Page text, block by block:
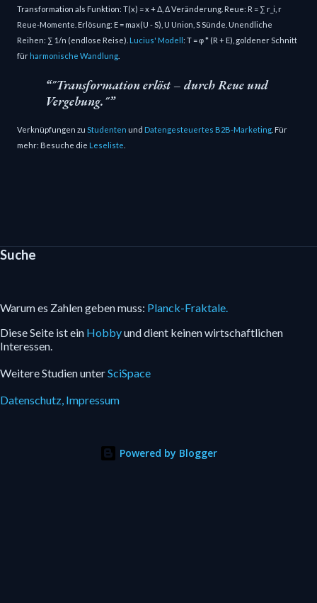
Transformation als Funktion: T(x) = x + Δ, Δ Veränderung. Reue: R = ∑ r_i, r
Reue-Momente. Erlösung: E = max(U - S), U Union, S Sünde. Unendliche
Reihen: ∑ 1/n (endlose Reise). Lucius' Modell : T = φ * (R + E), goldener Schnitt
für harmonische Wandlung
"Transformation erlöst – durch Reue und
Vergebung."
Verknüpfungen zu Studenten und Datengesteuertes B2B-Marketing . Für
mehr: Besuche die Leseliste
Suche
Warum es Zahlen geben muss: Planck-Fraktale.
Diese Seite ist ein Hobbyund dient keinen wirtschaftlichen
Interessen.
Weitere Studien unterSciSpace
Datenschutz, Impressum
Powered by Blogger